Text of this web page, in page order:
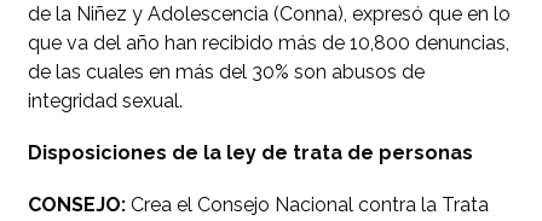
de la Niñez y Adolescencia (Conna), expresó que en lo
que va del año han recibido más de 10,800 denuncias,
de las cuales en más del 30% son abusos de
integridad sexual.
Disposiciones de la ley de trata de personas
CONSEJO:Crea el Consejo Nacional contra la Trata